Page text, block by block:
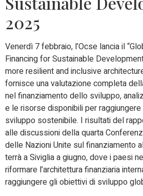
2025
Venerdì 7 febbraio, l’Ocse lancia il
Financing for Sustainable
more resilient and inclusive
fornisce una valutazione completa
nel finanziamento dello sviluppo,
e le risorse disponibili per
sviluppo sostenibile. I risultati del
alle discussioni della quarta
delle Nazioni Unite sul finanziamento
terrà a Siviglia a giugno, dove i paesi
riformare l’architettura finanziaria
raggiungere gli obiettivi di sviluppo